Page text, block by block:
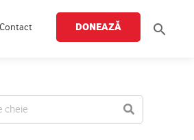
Contact DONEAZĂ